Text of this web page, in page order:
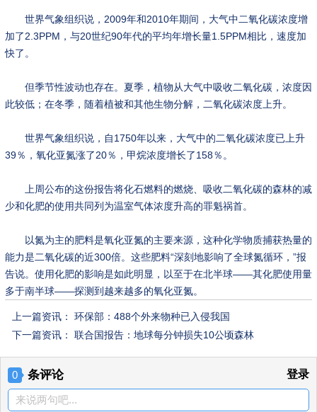
世界气象组织说，2009年和2010年期间，大气中二氧化碳浓度增
加了2.3PPM，与20世纪90年代的平均年增长量1.5PPM相比，速度加
快了。
但季节性波动也存在。夏季，植物从大气中吸收二氧化碳，浓度因
此较低；在冬季，随着植被和其他生物分解，二氧化碳浓度上升。
世界气象组织说，自1750年以来，大气中的二氧化碳浓度已上升
39％，氧化亚氮涨了20％，甲烷浓度增长了158％。
上周公布的这份报告将化石燃料的燃烧、吸收二氧化碳的森林的减
少和化肥的使用共同列为温室气体浓度升高的罪魁祸首。
以氮为主的肥料是氧化亚氮的主要来源，这种化学物质捕获热量的
能力是二氧化碳的近300倍。这些肥料“深刻地影响了全球氮循环，”报
告说。使用化肥的影响是如此明显，以至于在北半球——其化肥使用量
多于南半球——探测到越来越多的氧化亚氮。
上一篇资讯： 环保部：488个外来物种已入侵我国
下一篇资讯： 联合国报告：地球每分钟损失10公顷森林
0 条评论 登录
来说两句吧...